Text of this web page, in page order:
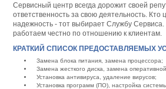
Сервисный центр всегда дорожит своей
ответственность за свою деятельность. Кто
надежность - тот выбирает Службу
работаем честно по отношению к клиентам.
КРАТКИЙ СПИСОК ПРЕДОСТАВЛЯЕМЫХ
Замена блока питания, замена процессора;
Замена жесткого диска, замена
Установка антивируса, удаление вирусов;
Установка программ (ПО), настройка